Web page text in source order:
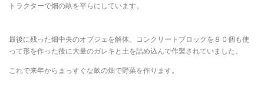
トラクターで畑の畝を平らにしています。
最後に残った畑中央のオブジェを解体。コンクリートブロックを８０個も使
って形を作った後に大量のガレキと土を詰め込んで作製されていました。
これで来年からまっすぐな畝の畑で野菜を作ります。